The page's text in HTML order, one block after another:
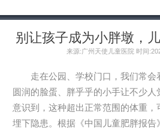
别让孩子成为小胖墩，
来源:广州天使儿童医院 时间
走在公园、学校门口，我们常会
圆润的脸蛋、胖乎乎的小手让不少人
意识到，这种超出正常范围的体重，
埋下隐患。根据《中国儿童肥胖报告